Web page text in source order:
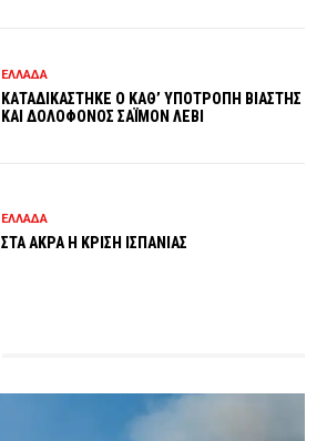
ΕΛΛΑΔΑ
ΚΑΤΑΔΙΚΑΣΤΗΚΕ Ο ΚΑΘ’ ΥΠΟΤΡΟΠΗ ΒΙΑΣΤΗΣ
ΚΑΙ ΔΟΛΟΦΟΝΟΣ ΣΑΪΜΟΝ ΛΕΒΙ
ΕΛΛΑΔΑ
ΣΤΑ ΑΚΡΑ Η ΚΡΙΣΗ ΙΣΠΑΝΙΑΣ